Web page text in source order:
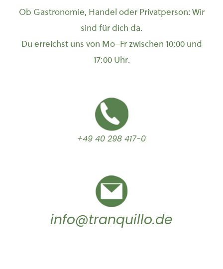
Ob Gastronomie, Handel oder Privatperson: Wir
sind für dich da.
Du erreichst uns von Mo–Fr zwischen 10:00 und
17:00 Uhr.
+49 40 298 417-0
info@tranquillo.de